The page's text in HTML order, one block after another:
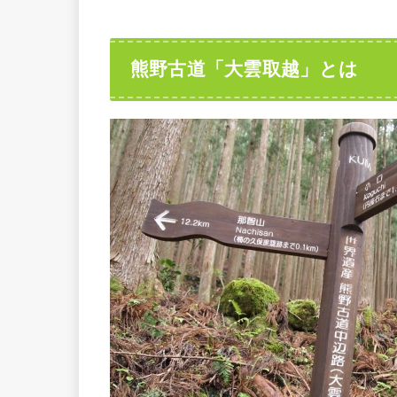
熊野古道「大雲取越」とは